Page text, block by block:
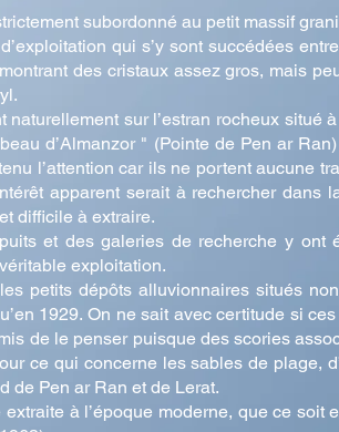
subordonné au petit massif
qui s’y sont succédées
des cristaux assez gros, mais
naturellement sur l’estran rocheux
d’Almanzor " (Pointe de Pen ar
l’attention car ils ne portent aucune
apparent serait à rechercher
difficile à extraire.
et des galeries de recherche y ont
exploitation.
petits dépôts alluvionnaires situés
1929. On ne sait avec certitude si
de le penser puisque des scories
ce qui concerne les sables de plage,
de Pen ar Ran et de Lerat.
à l’époque moderne, que ce